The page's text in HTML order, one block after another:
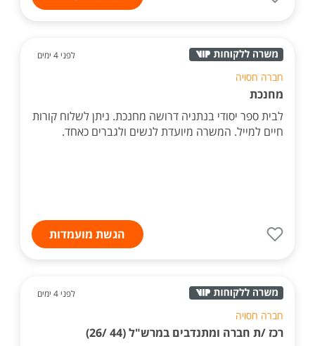
לפני 4 ימים
חברה חסויה
מחנכת
לבית ספר יסודי בנתניה דרושה מחנכת. ניתן לשלוח קורות
חיים למייל. המשרה מיועדת לנשים ולגברים כאחד.
הגשת מועמדות
לפני 4 ימים
חברה חסויה
רכז /ת חברה ומתנדבים במרש"ל (44 /26)